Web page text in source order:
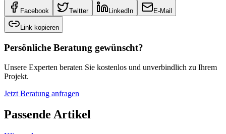
Facebook Twitter LinkedIn E-Mail
Link kopieren
Persönliche Beratung gewünscht?
Unsere Experten beraten Sie kostenlos und unverbindlich zu Ihrem
Projekt.
Jetzt Beratung anfragen
Passende Artikel